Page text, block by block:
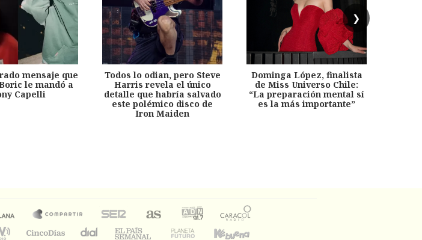
❯
mensaje que
le mandó a
Capelli
Todos lo odian, pero Steve
Harris revela el único
detalle que habría salvado
este polémico disco de
Iron Maiden
Dominga López, finalista
de Miss Universo Chile:
“La preparación mental sí
es la más importante”